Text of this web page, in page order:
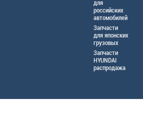
для
российских
автомобилей
Запчасти
для японских
грузовых
Запчасти
HYUNDAI
распродажа